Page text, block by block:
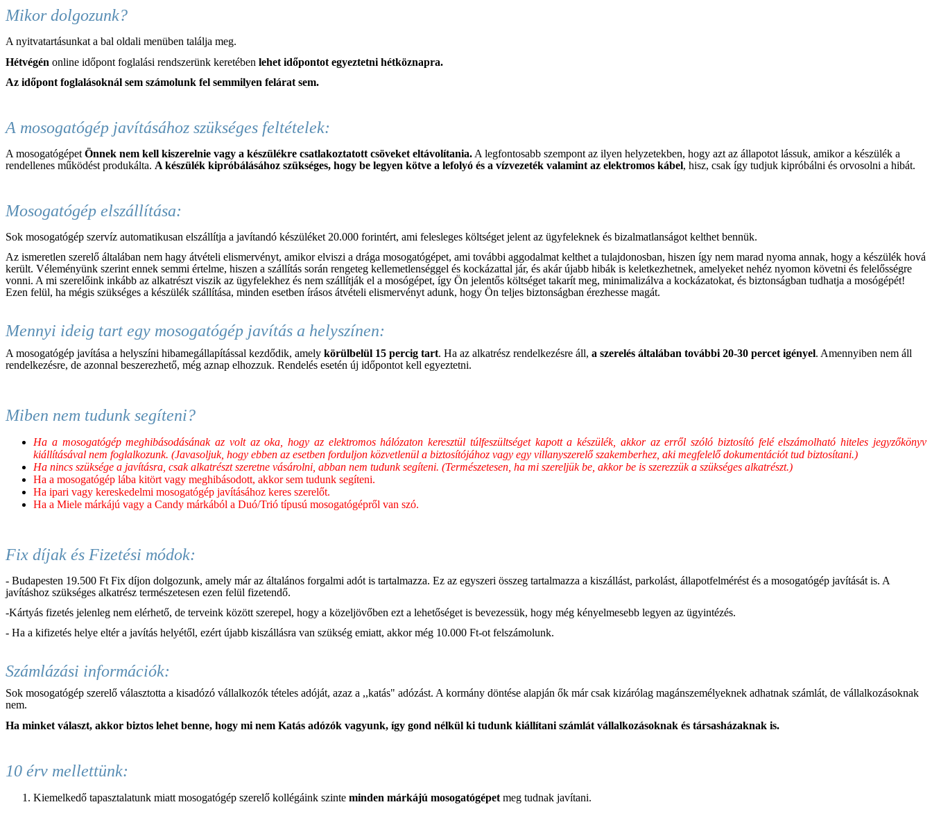
Mikor dolgozunk?
A nyitvatartásunkat a bal oldali menüben találja meg.
Hétvégén online időpont foglalási rendszerünk keretében lehet időpontot egyeztetni hétköznapra.
Az időpont foglalásoknál sem számolunk fel semmilyen felárat sem.
A mosogatógép javításához szükséges feltételek:
A mosogatógépet Önnek nem kell kiszerelnie vagy a készülékre csatlakoztatott csöveket eltávolítania. A legfontosabb szempont az ilyen helyzetekben, hogy azt az állapotot lássuk, amikor a készülék a
rendellenes működést produkálta. A készülék kipróbálásához szükséges, hogy be legyen kötve a lefolyó és a vízvezeték valamint az elektromos kábel, hisz, csak így tudjuk kipróbálni és orvosolni a hibát.
Mosogatógép elszállítása:
Sok mosogatógép szervíz automatikusan elszállítja a javítandó készüléket 20.000 forintért, ami felesleges költséget jelent az ügyfeleknek és bizalmatlanságot kelthet bennük.
Az ismeretlen szerelő általában nem hagy átvételi elismervényt, amikor elviszi a drága mosogatógépet, ami további aggodalmat kelthet a tulajdonosban, hiszen így nem marad nyoma annak, hogy a készülék hová
került. Véleményünk szerint ennek semmi értelme, hiszen a szállítás során rengeteg kellemetlenséggel és kockázattal jár, és akár újabb hibák is keletkezhetnek, amelyeket nehéz nyomon követni és felelősségre
vonni. A mi szerelőink inkább az alkatrészt viszik az ügyfelekhez és nem szállítják el a mosógépet, így Ön jelentős költséget takarít meg, minimalizálva a kockázatokat, és biztonságban tudhatja a mosógépét!
Ezen felül, ha mégis szükséges a készülék szállítása, minden esetben írásos átvételi elismervényt adunk, hogy Ön teljes biztonságban érezhesse magát.
Mennyi ideig tart egy mosogatógép javítás a helyszínen:
A mosogatógép javítása a helyszíni hibamegállapítással kezdődik, amely körülbelül 15 percig tart. Ha az alkatrész rendelkezésre áll, a szerelés általában további 20-30 percet igényel. Amennyiben nem áll
rendelkezésre, de azonnal beszerezhető, még aznap elhozzuk. Rendelés esetén új időpontot kell egyeztetni.
Miben nem tudunk segíteni?
Ha a mosogatógép meghibásodásának az volt az oka, hogy az elektromos hálózaton keresztül túlfeszültséget kapott a készülék, akkor az erről szóló biztosító felé elszámolható hiteles jegyzőkönyv
kiállításával nem foglalkozunk. (Javasoljuk, hogy ebben az esetben forduljon közvetlenül a biztosítójához vagy egy villanyszerelő szakemberhez, aki megfelelő dokumentációt tud biztosítani.)
Ha nincs szüksége a javításra, csak alkatrészt szeretne vásárolni, abban nem tudunk segíteni. (Természetesen, ha mi szereljük be, akkor be is szerezzük a szükséges alkatrészt.)
Ha a mosogatógép lába kitört vagy meghibásodott, akkor sem tudunk segíteni.
Ha ipari vagy kereskedelmi mosogatógép javításához keres szerelőt.
Ha a Miele márkájú vagy a Candy márkából a Duó/Trió típusú mosogatógépről van szó.
Fix díjak és Fizetési módok:
- Budapesten 19.500 Ft Fix díjon dolgozunk, amely már az általános forgalmi adót is tartalmazza. Ez az egyszeri összeg tartalmazza a kiszállást, parkolást, állapotfelmérést és a mosogatógép javítását is. A
javításhoz szükséges alkatrész természetesen ezen felül fizetendő.
-Kártyás fizetés jelenleg nem elérhető, de terveink között szerepel, hogy a közeljövőben ezt a lehetőséget is bevezessük, hogy még kényelmesebb legyen az ügyintézés.
- Ha a kifizetés helye eltér a javítás helyétől, ezért újabb kiszállásra van szükség emiatt, akkor még 10.000 Ft-ot felszámolunk.
Számlázási információk:
Sok mosogatógép szerelő választotta a kisadózó vállalkozók tételes adóját, azaz a ,,katás" adózást. A kormány döntése alapján ők már csak kizárólag magánszemélyeknek adhatnak számlát, de vállalkozásoknak
nem.
Ha minket választ, akkor biztos lehet benne, hogy mi nem Katás adózók vagyunk, így gond nélkül ki tudunk kiállítani számlát vállalkozásoknak és társasházaknak is.
10 érv mellettünk:
Kiemelkedő tapasztalatunk miatt mosogatógép szerelő kollégáink szinte minden márkájú mosogatógépet meg tudnak javítani.